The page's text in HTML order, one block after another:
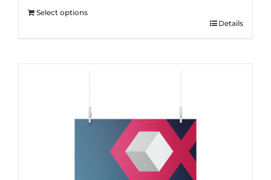
Select options
Details